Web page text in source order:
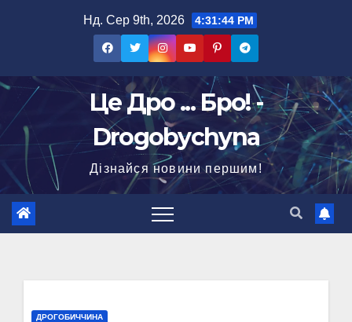
Нд. Сер 9th, 2026 4:31:45 PM
Це Дро ... Бро! -
Drogobychyna
Дізнайся новини першим!
ДРОГОБИЧЧИНА